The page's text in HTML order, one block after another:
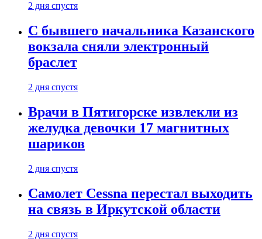
2 дня спустя
С бывшего начальника Казанского
вокзала сняли электронный
браслет
2 дня спустя
Врачи в Пятигорске извлекли из
желудка девочки 17 магнитных
шариков
2 дня спустя
Самолет Cessna перестал выходить
на связь в Иркутской области
2 дня спустя